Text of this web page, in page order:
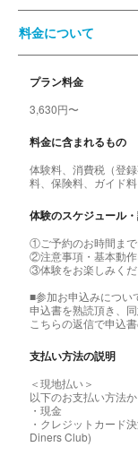
料金について
プラン料金
3,630円〜
料金に含まれるもの
体験料、消費税（登
料、保険料、ガイド
体験のスケジュール
①ご予約のお時間まで
②注意事項・基本動作
③体験をお楽しみくだ
■参加お申込みについ
申込書を熟読頂き、
こちらの返信で申込
支払い方法の説明
＜現地払い＞
以下のお支払い方法
・現金
・クレジットカード
Diners Club)